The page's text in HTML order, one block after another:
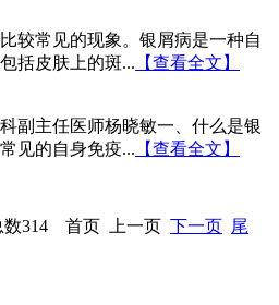
较常见的现象。银屑病是一种自
括皮肤上的斑... 【查看全文】
副主任医师杨晓敏一、什么是银
见的自身免疫... 【查看全文】
数314 首页 上一页 下一页 尾